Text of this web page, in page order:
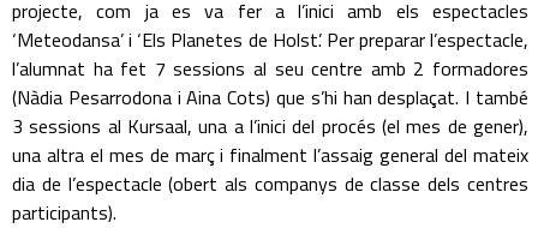
projecte, com ja es va fer a l’inici amb els espectacles
‘Meteodansa’ i ‘Els Planetes de Holst’. Per preparar l’espectacle,
l’alumnat ha fet 7 sessions al seu centre amb 2 formadores
(Nàdia Pesarrodona i Aina Cots) que s’hi han desplaçat. I també
3 sessions al Kursaal, una a l’inici del procés (el mes de gener),
una altra el mes de març i finalment l’assaig general del mateix
dia de l’espectacle (obert als companys de classe dels centres
participants).